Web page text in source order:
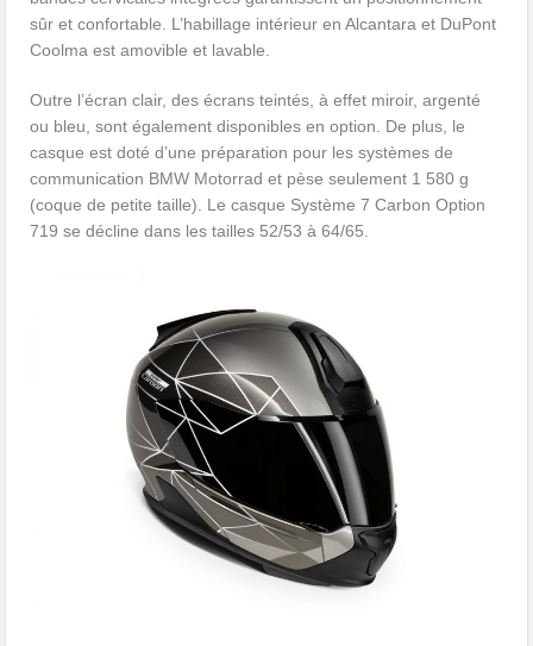
sûr et confortable. L’habillage intérieur en Alcantara et DuPont
Coolma est amovible et lavable.
Outre l’écran clair, des écrans teintés, à effet miroir, argenté
ou bleu, sont également disponibles en option. De plus, le
casque est doté d’une préparation pour les systèmes de
communication BMW Motorrad et pèse seulement 1 580 g
(coque de petite taille). Le casque Système 7 Carbon Option
719 se décline dans les tailles 52/53 à 64/65.